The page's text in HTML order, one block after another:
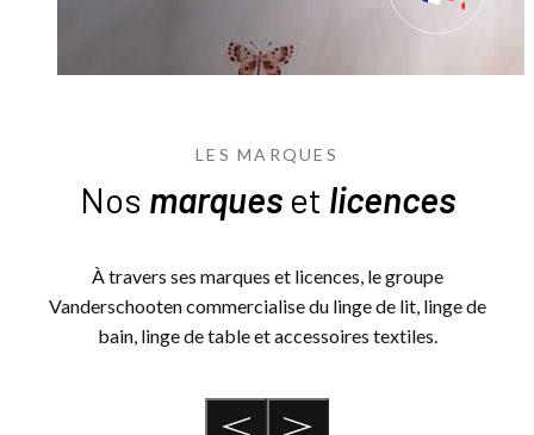
LES MARQUES
Nos marqueset licences
À travers ses marques et licences, le groupe
Vanderschooten commercialise du linge de lit, linge de
bain, linge de table et accessoires textiles.